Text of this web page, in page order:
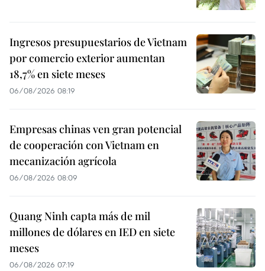
Ingresos presupuestarios de Vietnam
por comercio exterior aumentan
18,7% en siete meses
06/08/2026 08:19
Empresas chinas ven gran potencial
de cooperación con Vietnam en
mecanización agrícola
06/08/2026 08:09
Quang Ninh capta más de mil
millones de dólares en IED en siete
meses
06/08/2026 07:19